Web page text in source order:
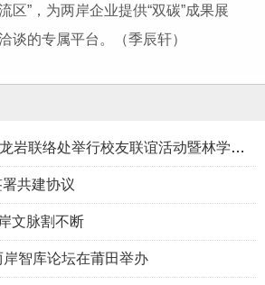
区”，为两岸企业提供“双碳”成果展
谈的专属平台。（季辰轩）
福建农林大学校友会龙岩联络处举行校友联谊活动暨林学、生物医药
共建协议
文脉割不断
智库论坛在莆田举办